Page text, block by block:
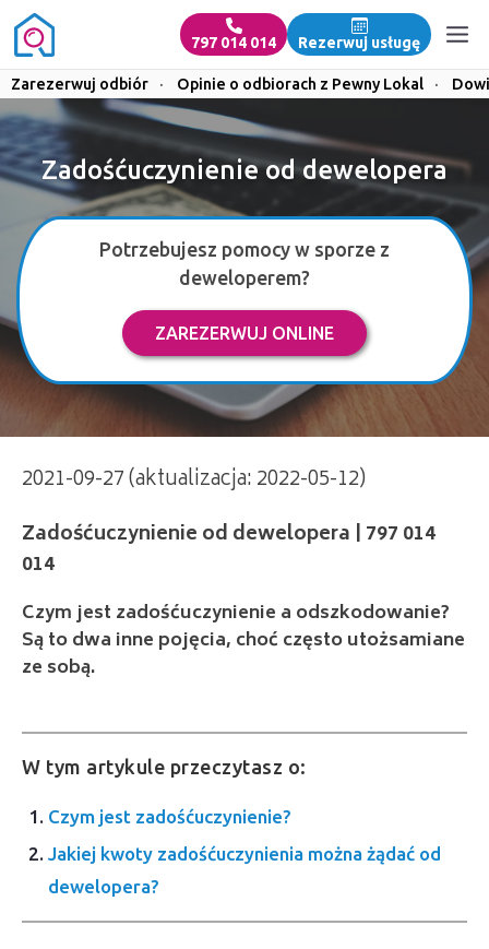
797 014 014 Rezerwuj usługę
Zarezerwuj odbiór · Opinie o odbiorach z Pewny Lokal ·
Zadośćuczynienie od dewelopera
Potrzebujesz pomocy w sporze z
deweloperem?
ZAREZERWUJ ONLINE
2021-09-27 (aktualizacja: 2022-05-12)
Zadośćuczynienie od dewelopera | 797 014
Czym jest zadośćuczynienie a odszkodowanie?
Są to dwa inne pojęcia, choć często utożsamiane
ze sobą.
W tym artykule przeczytasz o:
Czym jest zadośćuczynienie?
Jakiej kwoty zadośćuczynienia można żądać od
dewelopera?